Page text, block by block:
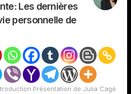
Les dernières
personnelle de
Présentation de Julia Cagé